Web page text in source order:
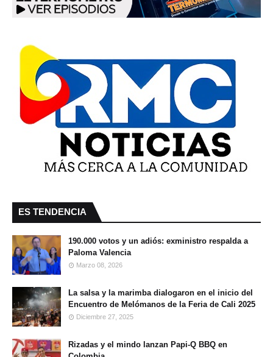
ES TENDENCIA
190.000 votos y un adiós: exministro respalda a
Paloma Valencia
Marzo 08, 2026
La salsa y la marimba dialogaron en el inicio del
Encuentro de Melómanos de la Feria de Cali 2025
Diciembre 27, 2025
Rizadas y el mindo lanzan Papi-Q BBQ en